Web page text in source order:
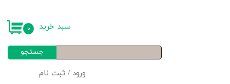
ورود / ثبت نام
جستجو
۰ سبد خرید